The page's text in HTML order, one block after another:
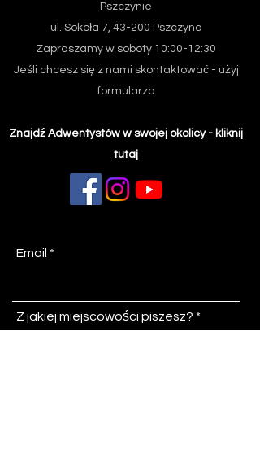
Pszczynie
ul. Sokoła 7, 43-200 Pszczyna
Zapraszamy w soboty 10:00-12:30
Jeśli chcesz się z nami skontaktować - użyj
formularza
Znajdź Adwentystów w swojej okolicy - kliknij
tutaj
Email
Z jakiej miejscowości piszesz?